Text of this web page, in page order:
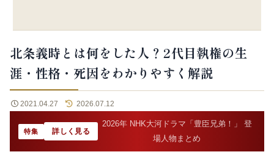
北条義時とは何をした人？2代目執権の生
涯・性格・死因をわかりやすく解説
2021.04.27 2026.07.12
特集 詳しく見る
2026年 NHK大河ドラマ「豊臣兄弟！」 登
場人物まとめ